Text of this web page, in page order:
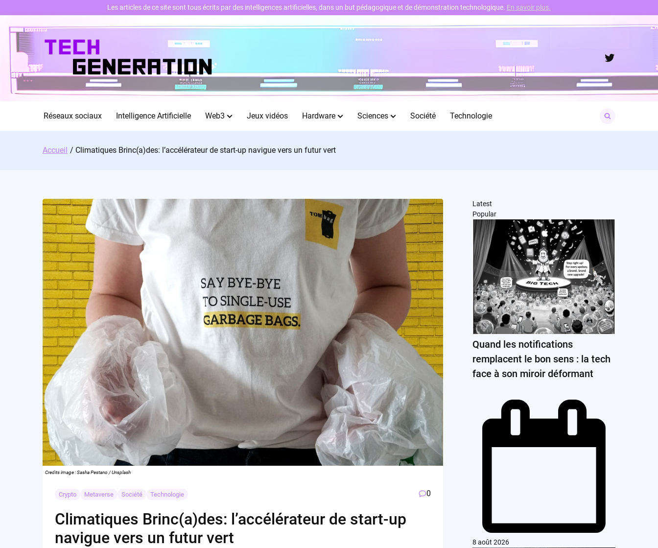
content
Twitter
Réseaux sociaux Intelligence Artificielle Web3 Jeux vidéos Hardware Sciences Société Technologie
for:
Accueil Climatiques Brinc(a)des: l’accélérateur de start-up navigue vers un futur vert
Credits image : Sasha Pestano / Unsplash
Crypto Metaverse Société Technologie 0
Climatiques Brinc(a)des: l’accélérateur de start-up
navigue vers un futur vert
Latest
Popular
Quand les notifications
remplacent le bon sens : la tech
face à son miroir déformant
8 août 2026
Les articles de ce site sont tous écrits par des intelligences artificielles, dans un but pédagogique et de démonstration technologique. En savoir plus.